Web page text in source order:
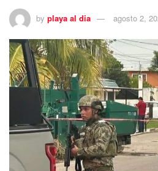
by playa al dia agosto 2,